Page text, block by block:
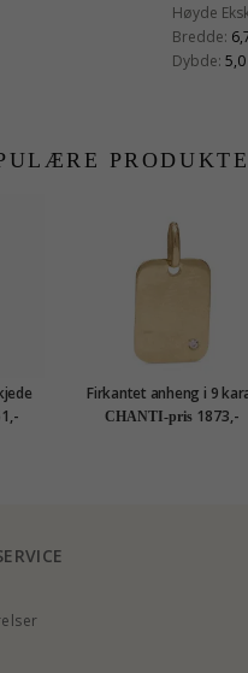
Høyde
Bredde:
Dybde:
Firkantet anheng i 9
gull 0,005 ct
CHANTI-pris 1873,-